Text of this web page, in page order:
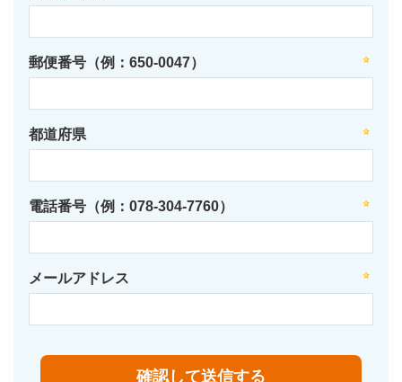
郵便番号（例：650-0047）
都道府県
電話番号（例：078-304-7760）
メールアドレス